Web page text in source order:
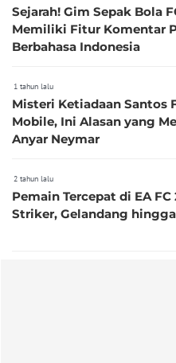
Sejarah! Gim Sepak Bola
Memiliki Fitur Komentar
Berbahasa Indonesia
1 tahun lalu
Misteri Ketiadaan Santos
Mobile, Ini Alasan yang
Anyar Neymar
2 tahun lalu
Pemain Tercepat di EA FC
Striker, Gelandang